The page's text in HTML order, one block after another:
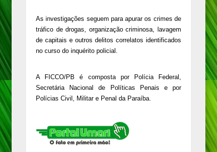
As investigações seguem para apurar os crimes de
tráfico de drogas, organização criminosa, lavagem
de capitais e outros delitos correlatos identificados
no curso do inquérito policial.
A FICCO/PB é composta por Polícia Federal,
Secretária Nacional de Políticas Penais e por
Polícias Civil, Militar e Penal da Paraíba.